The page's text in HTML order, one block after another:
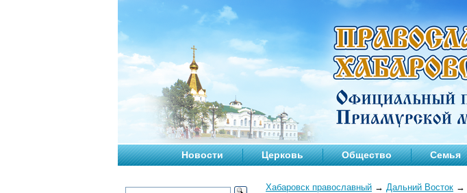
Новости Церковь Общество Семья
Хабаровск православный → Дальний Восток →